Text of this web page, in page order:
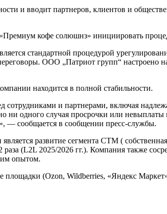
и вводит партнеров, клиентов и
кофе солюшнз» инициировать
стандартной процедурой
ООО „Патриот групп“ настроено
находится в полной стабильности.
сотрудниками и партнерами, включая
ни одного случая просрочки или
— сообщается в сообщении пресс-службы.
развитие сегмента СТМ (
(L2L 2025/2026 гг.). Компания также
опытом.
(Ozon, Wildberries, «Яндекс